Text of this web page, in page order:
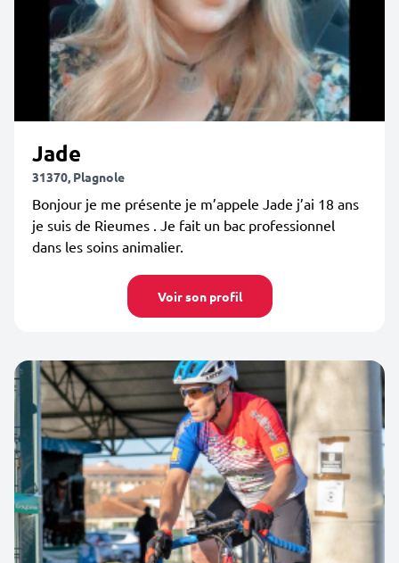
Jade
31370, Plagnole
Bonjour je me présente je m’appele Jade j’ai 18 ans
je suis de Rieumes . Je fait un bac professionnel
dans les soins animalier.
Voir son profil